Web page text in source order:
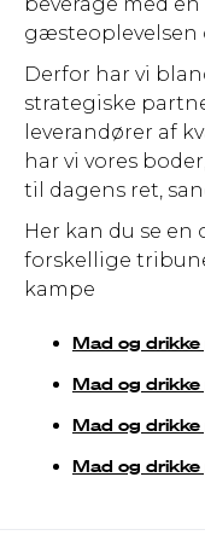
gæsteoplevelsen
Derfor har vi
strategiske
leverandører af
har vi vores
til dagens ret,
Her kan du se
forskellige
kampe
Mad og
Mad og drikke
Mad og
Mad og